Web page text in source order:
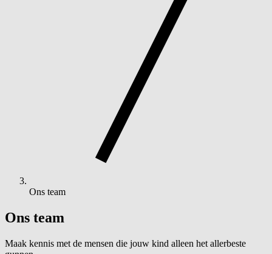
Ons team
Ons team
Maak kennis met de mensen die jouw kind alleen het allerbeste